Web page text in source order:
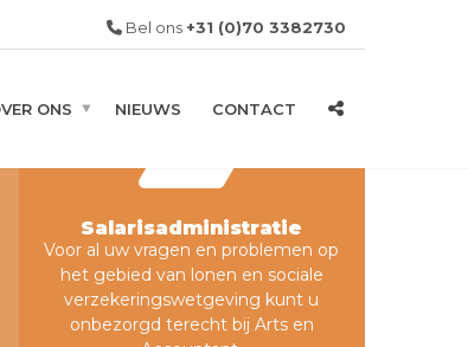
Bel ons +31 (0)70 3382730
ONS NIEUWS CONTACT
Salarisadministratie
Voor al uw vragen en problemen op
het gebied van lonen en sociale
verzekeringswetgeving kunt u
onbezorgd terecht bij Arts en